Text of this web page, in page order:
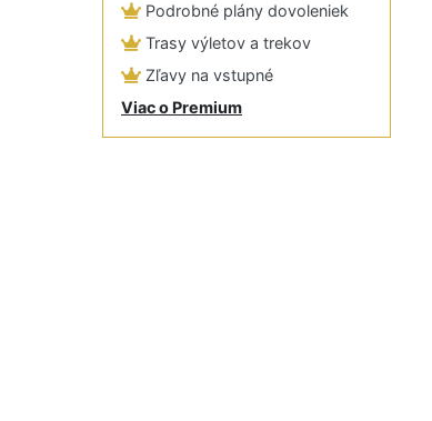
Podrobné plány dovoleniek
Trasy výletov a trekov
Zľavy na vstupné
Viac o Premium